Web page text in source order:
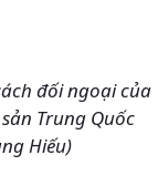
đối ngoại của
Trung Quốc
Hiếu)